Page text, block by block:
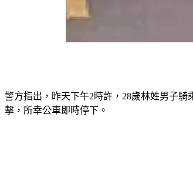
警方指出，昨天下午2時許，28歲林姓男子
擊，所幸公車即時停下。